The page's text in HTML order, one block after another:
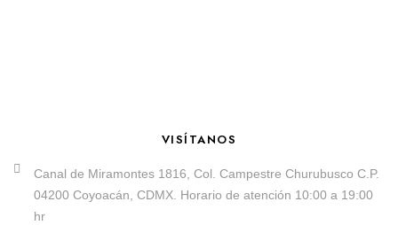
VISÍTANOS
Canal de Miramontes 1816, Col. Campestre Churubusco C.P.
04200 Coyoacán, CDMX. Horario de atención 10:00 a 19:00
hr